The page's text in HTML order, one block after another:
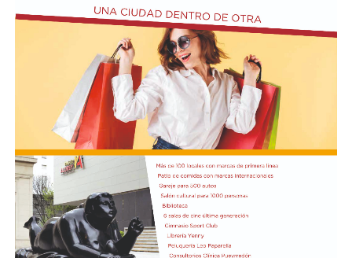
durante las últimas horas de la joven. Las autoridades
trabajan con las imágenes de las cámaras de seguridad y
los testimonios de las personas que tuvieron algún
contacto con ella antes del terrible desenlace.
El presidente Javier Milei recibió el título de Doctor
Honoris Causa.
Previamente, Milei participó del acto de juramentación
y toma de mando de la presidenta de Perú, Keiko
Fujimori, realizado en el Congreso de ese país, en el
marco de su visita oficial a Lima.